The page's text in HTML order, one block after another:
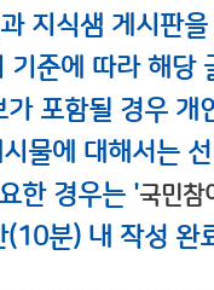
지식샘 게시판
기준에 따라 해당
포함될 경우
물에 대해서는
한 경우는 '국민참
(10분) 내 작성 완